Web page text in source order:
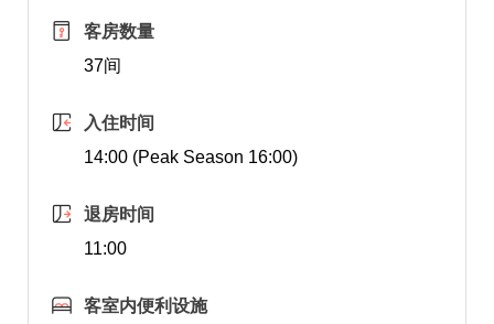
客房数量
37间
入住时间
14:00 (Peak Season 16:00)
退房时间
11:00
客室内便利设施